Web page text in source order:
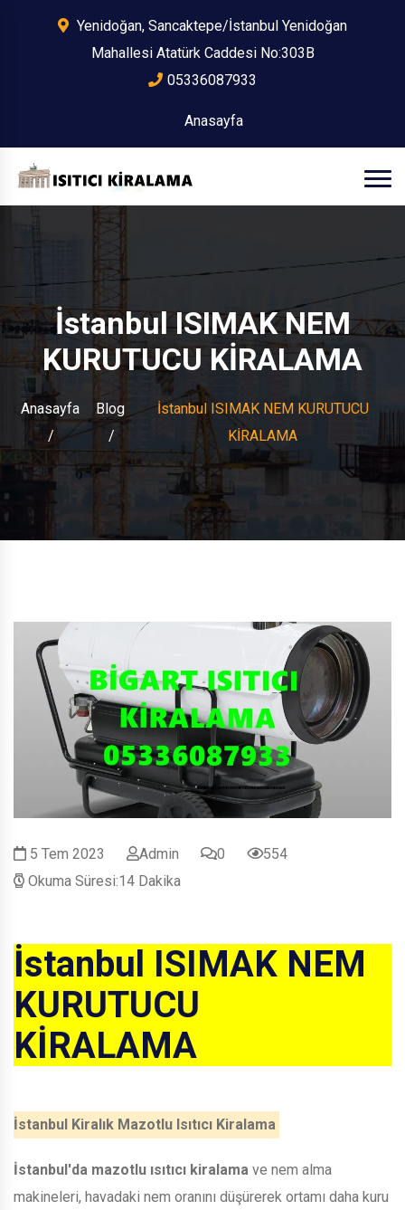
Yenidoğan, Sancaktepe/İstanbul Yenidoğan
Mahallesi Atatürk Caddesi No:303B
05336087933
Anasayfa
İstanbul ISIMAK NEM
KURUTUCU KİRALAMA
Anasayfa Blog
İstanbul ISIMAK NEM KURUTUCU
KİRALAMA
5 Tem 2023 Admin 0
554
Okuma Süresi:14 Dakika
İstanbul ISIMAK NEM
KURUTUCU
KİRALAMA
İstanbul Kiralık Mazotlu Isıtıcı Kiralama
İstanbul'da mazotlu ısıtıcı kiralama ve nem alma
makineleri, havadaki nem oranını düşürerek ortamı daha kuru